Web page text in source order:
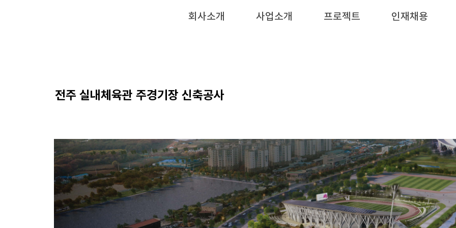
회사소개 사업소개 프로젝트 인재채용
전주 실내체육관 주경기장 신축공사